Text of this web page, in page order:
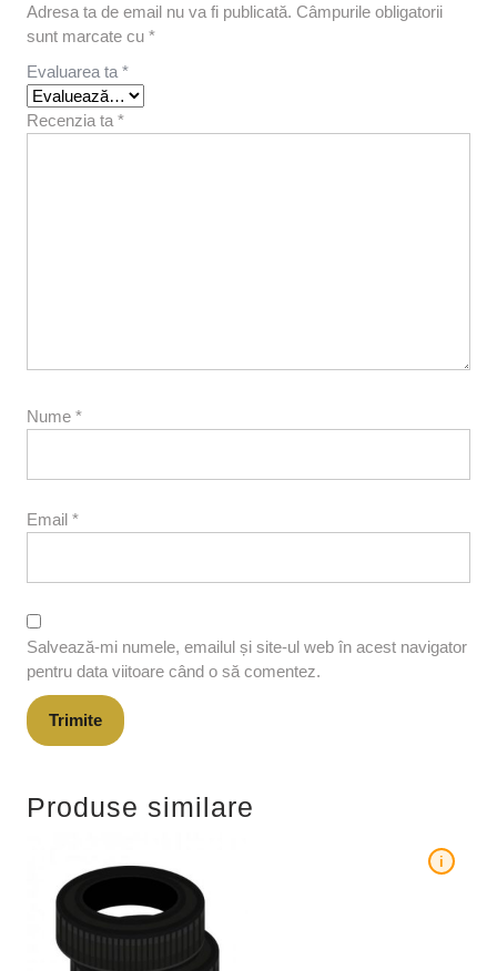
Adresa ta de email nu va fi publicată. Câmpurile obligatorii
sunt marcate cu *
Evaluarea ta *
Recenzia ta *
Nume *
Email *
Salvează-mi numele, emailul și site-ul web în acest navigator
pentru data viitoare când o să comentez.
Produse similare
i